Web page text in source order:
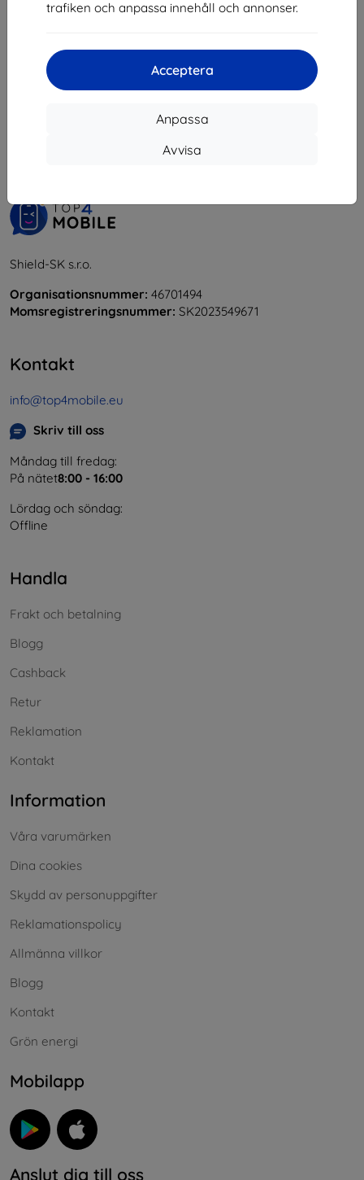
trafiken och anpassa innehåll och annonser.
Acceptera
Anpassa
Avvisa
Shield-SK s.r.o.
Organisationsnummer: 46701494
Momsregistreringsnummer: SK2023549671
Kontakt
info@top4mobile.eu
Skriv till oss
Måndag till fredag:
På nätet8:00 - 16:00
Lördag och söndag:
Offline
Handla
Frakt och betalning
Blogg
Cashback
Retur
Reklamation
Kontakt
Information
Våra varumärken
Dina cookies
Skydd av personuppgifter
Reklamationspolicy
Allmänna villkor
Blogg
Kontakt
Grön energi
Mobilapp
Anslut dig till oss